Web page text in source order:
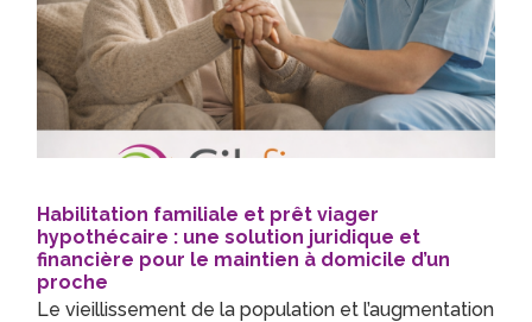
Habilitation familiale et prêt viager
hypothécaire : une solution juridique et
financière pour le maintien à domicile d’un
proche
Le vieillissement de la population et l’augmentation